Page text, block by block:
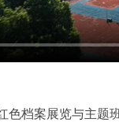
档案展览与主题